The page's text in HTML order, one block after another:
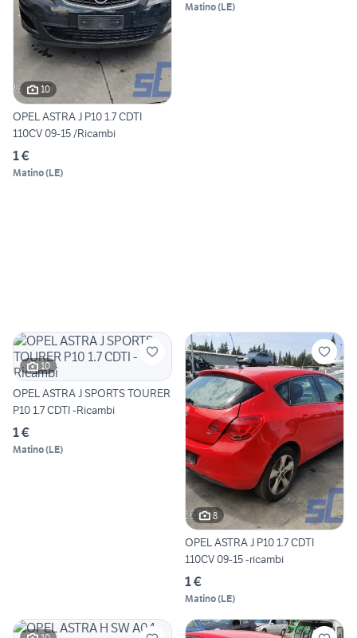
10
OPEL ASTRA J P10 1.7 CDTI
110CV 09-15 /Ricambi
1 €
Matino(LE)
Matino(LE)
10
OPEL ASTRA J SPORTS TOURER
P10 1.7 CDTI -Ricambi
1 €
Matino(LE)
8
OPEL ASTRA J P10 1.7 CDTI
110CV 09-15 -ricambi
1 €
Matino(LE)